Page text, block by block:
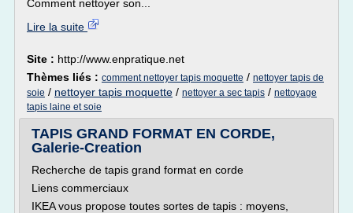
Comment nettoyer son...
Lire la suite
Site : http://www.enpratique.net
Thèmes liés : comment nettoyer tapis moquette / nettoyer tapis de
soie / nettoyer tapis moquette / nettoyer a sec tapis / nettoyage
tapis laine et soie
TAPIS GRAND FORMAT EN CORDE,
Galerie-Creation
Recherche de tapis grand format en corde
Liens commerciaux
IKEA vous propose toutes sortes de tapis : moyens,